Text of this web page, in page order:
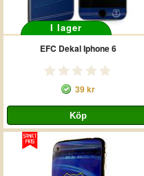
I lager
EFC Dekal Iphone 6
39 kr